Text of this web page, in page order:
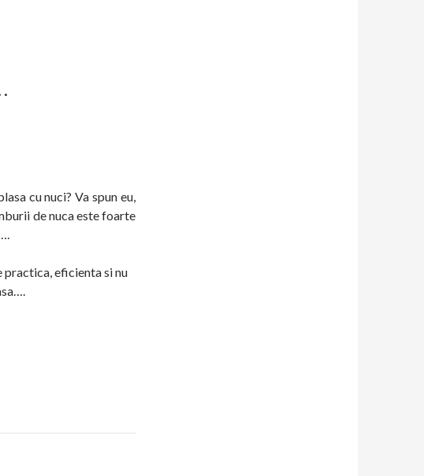
cu nuci? Va spun eu,
de nuca este foarte
eficienta si nu